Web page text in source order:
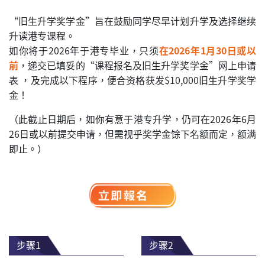
“旧生升学奖学金”旨在鼓励同学尽早计划升学及选择继续
升读港专课程。
如你将于2026年于港专毕业，只须在2026年1月30日或以
前 ，递交已填妥的“课程报名及旧生升学奖学金”网上申请
表 ，及完成以下程序，便合资格获发$10,000旧生升学奖学
金！
（此截止日期后，如你有意于港专升学，仍可在2026年6月
26日或以前提交申请，但需视乎奖学金馀下名额而定，额满
即止。）
步骤1
步骤2